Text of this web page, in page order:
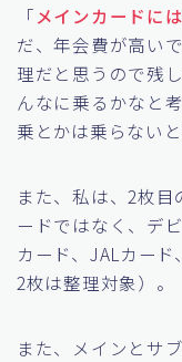
「 メインカードに
だ、年会費が高い
理だと思うので残
んなに乗るかなと
乗とかは乗らない
また、私は、2枚
ードではなく、デ
カード、JALカー
2枚は整理対象）。
また、メインとサ